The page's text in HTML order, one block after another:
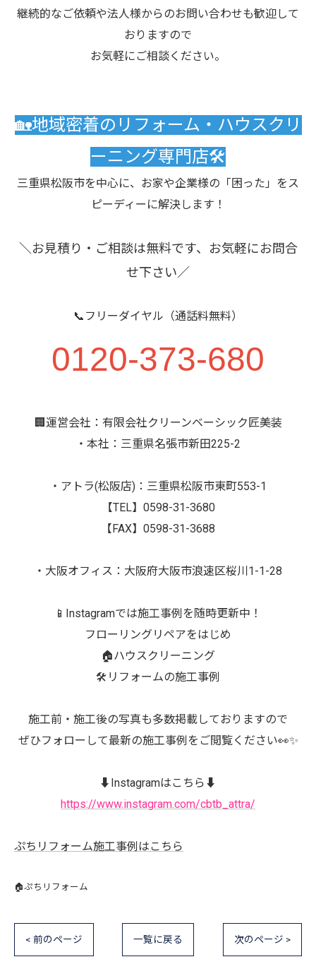
継続的なご依頼や法人様からのお問い合わせも歓迎して
おりますので
お気軽にご相談ください。
🏡地域密着のリフォーム・ハウスクリ
ーニング専門店🛠️
三重県松阪市を中心に、お家や企業様の「困った」をス
ピーディーに解決します！
＼お見積り・ご相談は無料です、お気軽にお問合
せ下さい／
📞フリーダイヤル（通話料無料）
0120-373-680
🏢運営会社：有限会社クリーンベーシック匠美装
・本社：三重県名張市新田225-2
・アトラ(松阪店)：三重県松阪市東町553-1
【TEL】0598-31-3680
【FAX】0598-31-3688
・大阪オフィス：大阪府大阪市浪速区桜川1-1-28
📱Instagramでは施工事例を随時更新中！
フローリングリペアをはじめ
🏠ハウスクリーニング
🛠️リフォームの施工事例
施工前・施工後の写真も多数掲載しておりますので
ぜひフォローして最新の施工事例をご閲覧ください👀✨
⬇️Instagramはこちら⬇️
https://www.instagram.com/cbtb_attra/
ぷちリフォーム施工事例はこちら
🏠ぷちリフォーム
< 前のページ 一覧に戻る 次のページ >